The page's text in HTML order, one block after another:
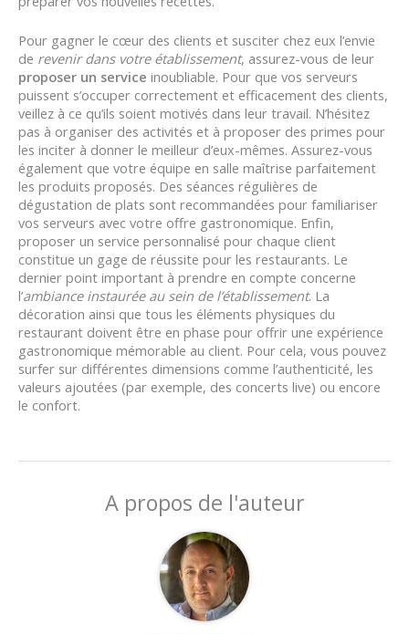
Pour gagner le cœur des clients et susciter chez eux l’envie
de revenir dans votre établissement, assurez-vous de leur
proposer un service inoubliable. Pour que vos serveurs
puissent s’occuper correctement et efficacement des clients,
veillez à ce qu’ils soient motivés dans leur travail. N’hésitez
pas à organiser des activités et à proposer des primes pour
les inciter à donner le meilleur d’eux-mêmes. Assurez-vous
également que votre équipe en salle maîtrise parfaitement
les produits proposés. Des séances régulières de
dégustation de plats sont recommandées pour familiariser
vos serveurs avec votre offre gastronomique. Enfin,
proposer un service personnalisé pour chaque client
constitue un gage de réussite pour les restaurants. Le
dernier point important à prendre en compte concerne
l’ambiance instaurée au sein de l’établissement. La
décoration ainsi que tous les éléments physiques du
restaurant doivent être en phase pour offrir une expérience
gastronomique mémorable au client. Pour cela, vous pouvez
surfer sur différentes dimensions comme l’authenticité, les
valeurs ajoutées (par exemple, des concerts live) ou encore
le confort.
A propos de l'auteur